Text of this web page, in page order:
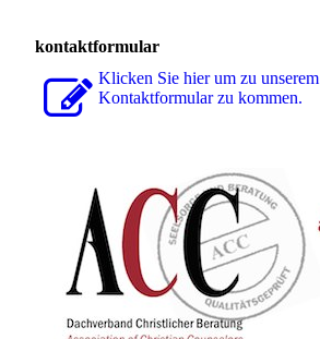
kontaktformular
Klicken Sie hier um zu unserem
Kon­takt­for­mu­lar zu kommen.